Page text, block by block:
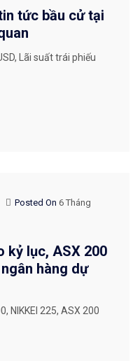
tức bầu cử tại
Lãi suất trái phiếu
Posted On 6 Tháng
kỷ lục, ASX 200
hàng dự
NIKKEI 225, ASX 200